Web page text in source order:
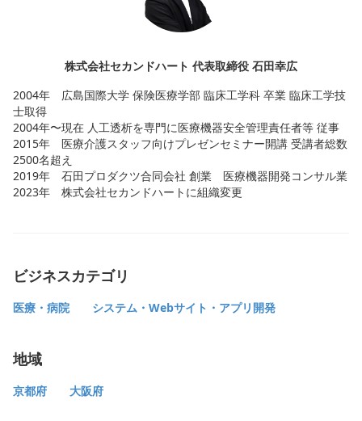
株式会社セカンドハート 代表取締役 石田幸広
2004年 広島国際大学 保険医療学部 臨床工学科 卒業 臨床工学技
士取得
2004年〜現在 人工透析を専門に医療機器安全管理責任者等 従事
2015年 医療介護スタッフ向けプレゼンセミナー開講 受講者総数
2500名超え
2019年 石田プロダクツ合同会社 創業 医療機器開発コンサル業
2023年 株式会社セカンドハートに組織変更
ビジネスカテゴリ
医療・病院 システム・Webサイト・アプリ開発
地域
京都府 大阪府